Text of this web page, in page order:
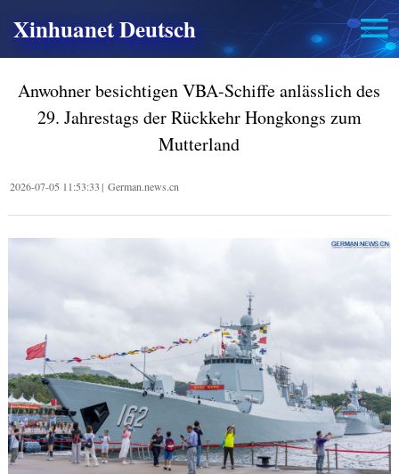
Xinhuanet Deutsch
Anwohner besichtigen VBA-Schiffe anlässlich des
29. Jahrestags der Rückkehr Hongkongs zum
Mutterland
2026-07-05 11:53:33| German.news.cn